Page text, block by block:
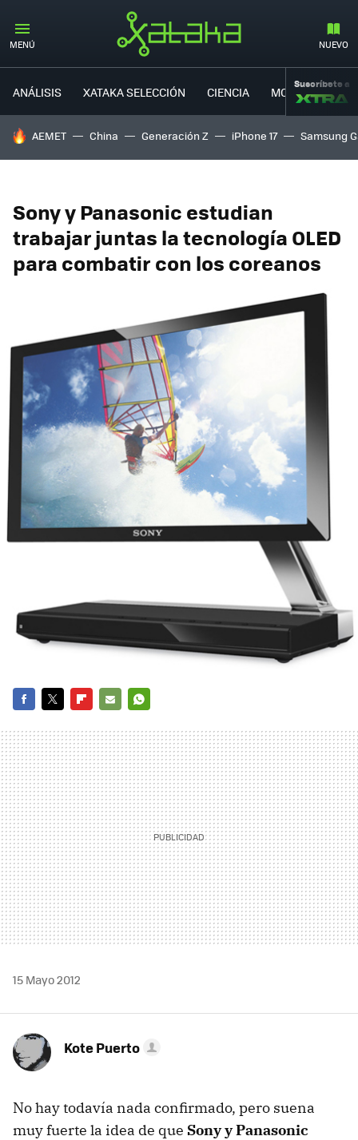
MENÚ NUEVO
ANÁLISIS XATAKA SELECCIÓN CIENCIA MOVILIDAD
Suscríbete a
HOY SE HABLA DE
AEMET China Generación Z iPhone 17 Samsung
Sony y Panasonic estudian
trabajar juntas la tecnología OLED
para combatir con los coreanos
MAIL
15 Mayo 2012
Kote Puerto
No hay todavía nada confirmado, pero suena
muy fuerte la idea de que Sony y Panasonic